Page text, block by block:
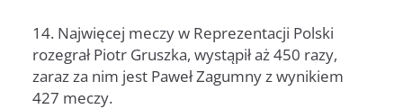
14. Najwięcej meczy w Reprezentacji Polski
rozegrał Piotr Gruszka, wystąpił aż 450 razy,
zaraz za nim jest Paweł Zagumny z wynikiem
427 meczy.